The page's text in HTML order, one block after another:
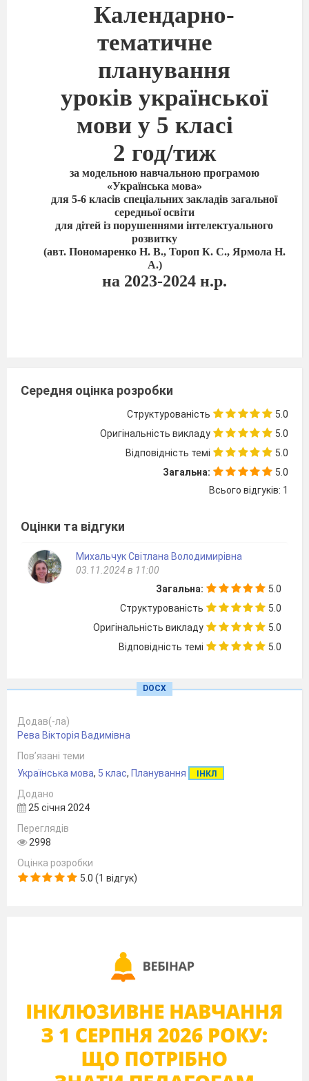
Календарно-
тематичне
планування
уроків української
мови у 5 класі
2 год/тиж
за модельною навчальною програмою
«Українська мова»
для 5-6 класів спеціальних закладів загальної
середньої освіти
для дітей із порушеннями інтелектуального
розвитку
(авт. Пономаренко Н. В., Тороп К. С., Ярмола Н.
А.)
на 2023-2024 н.р.
Тема
семестр
1. ВСТУП.
УКРАЇНСЬКА
МОВА В ЖИТТІ
1
Мова в житті
2
Значення мови в
Повторення
вивченого в 1-4
4
Алфавіт. Розрізнення
голосних та
приголосних звуків
13.09
РМ№ 2Види
18.09
Середня оцінка розробки
Структурованість
5.0
Оригінальність викладу
5.0
Відповідність темі
5.0
Загальна:
5.0
Всього відгуків: 1
Оцінки та відгуки
Михальчук Світлана Володимирівна
03.11.2024 в 11:00
Загальна:
5.0
Структурованість
5.0
Оригінальність викладу
5.0
Відповідність темі
5.0
DOCX
Додав(-ла)
Рева Вікторія Вадимівна
Пов’язані теми
Українська мова, 5 клас, Планування ІНКЛ
Додано
25 січня 2024
Переглядів
2998
Оцінка розробки
5.0 (1 відгук)